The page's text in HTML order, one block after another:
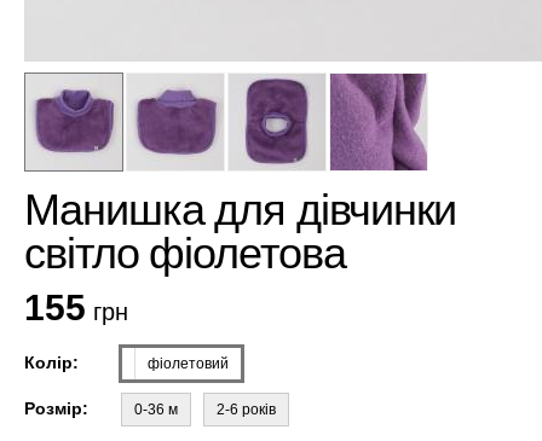
Манишка для дівчинки
світло фіолетова
155 грн
Колір: фіолетовий
Розмір: 0-36 м 2-6 років